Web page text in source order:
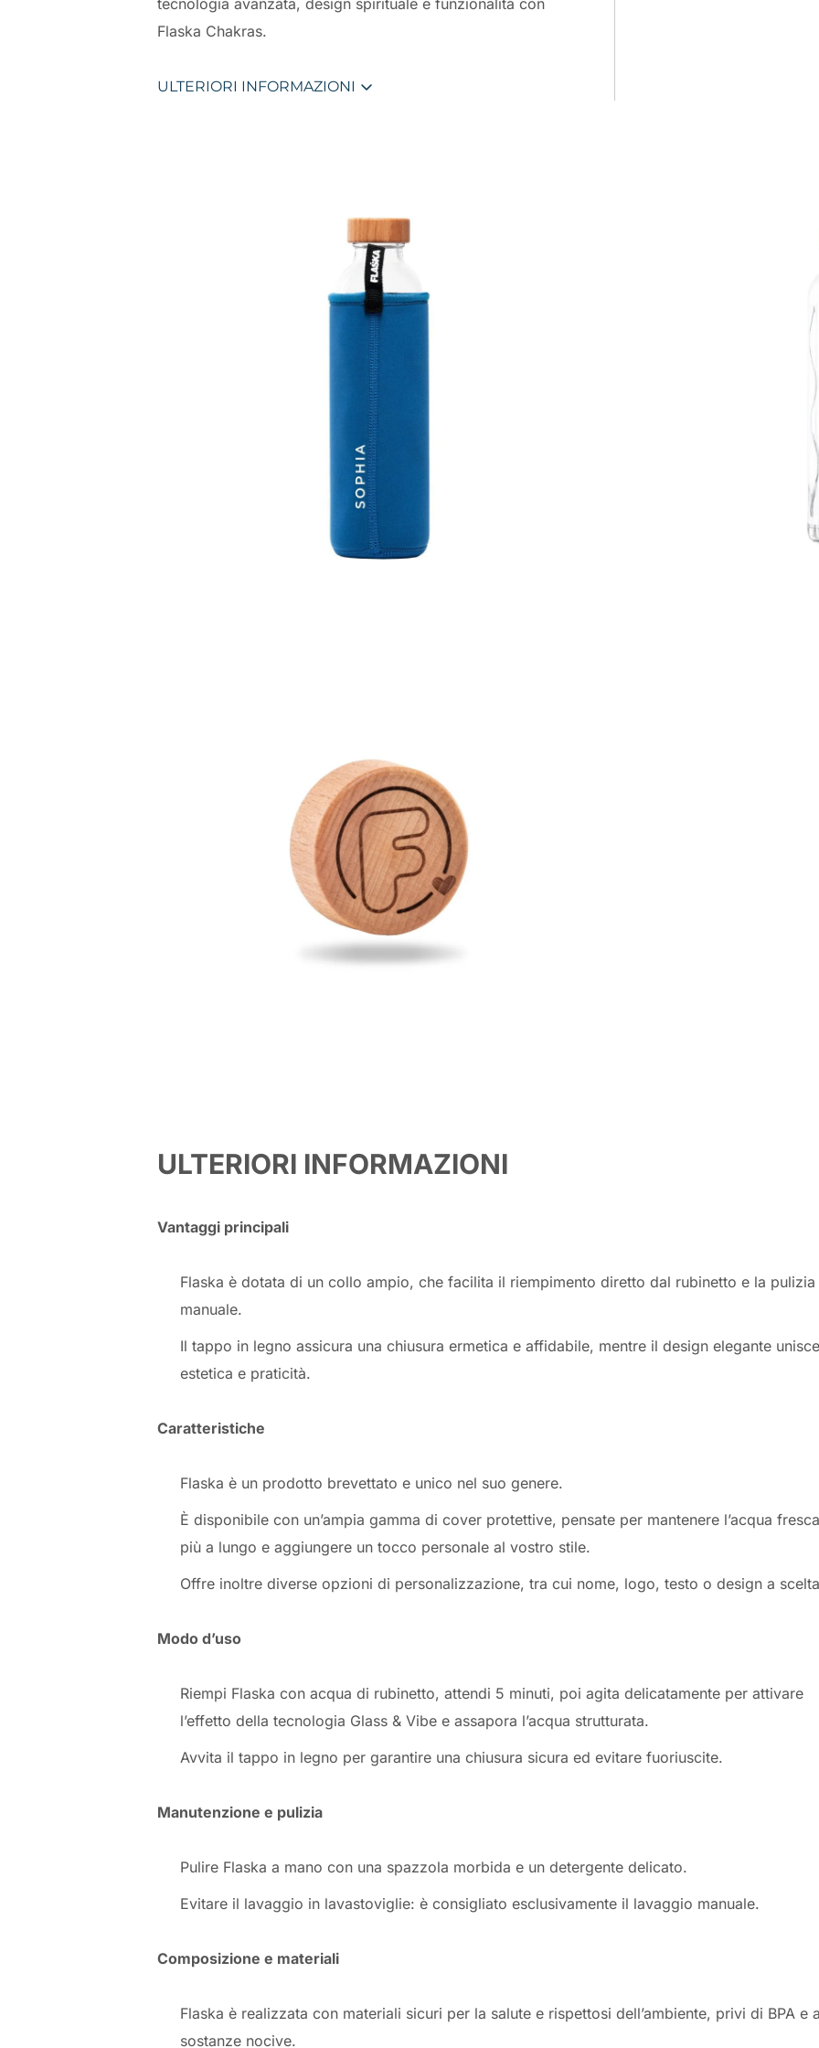
tecnologia avanzata, design spirituale e funzionalità con
Flaska Chakras.
ULTERIORI INFORMAZIONI
ULTERIORI INFORMAZIONI
Vantaggi principali
Flaska è dotata di un collo ampio, che facilita il riempimento diretto dal rubinetto e la pulizia
manuale.
Il tappo in legno assicura una chiusura ermetica e affidabile, mentre il design elegante unisce
estetica e praticità.
Caratteristiche
Flaska è un prodotto brevettato e unico nel suo genere.
È disponibile con un’ampia gamma di cover protettive, pensate per mantenere l’acqua fresca
più a lungo e aggiungere un tocco personale al vostro stile.
Offre inoltre diverse opzioni di personalizzazione, tra cui nome, logo, testo o design a
Modo d’uso
Riempi Flaska con acqua di rubinetto, attendi 5 minuti, poi agita delicatamente per attivare
l’effetto della tecnologia Glass & Vibe e assapora l’acqua strutturata.
Avvita il tappo in legno per garantire una chiusura sicura ed evitare fuoriuscite.
Manutenzione e pulizia
Pulire Flaska a mano con una spazzola morbida e un detergente delicato.
Evitare il lavaggio in lavastoviglie: è consigliato esclusivamente il lavaggio manuale.
Composizione e materiali
Flaska è realizzata con materiali sicuri per la salute e rispettosi dell’ambiente, privi di BPA e
sostanze nocive.